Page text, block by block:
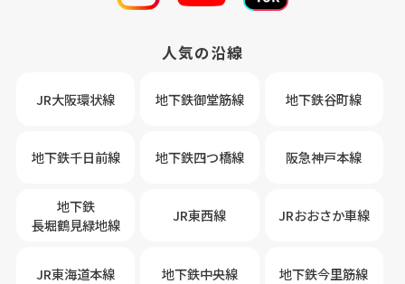
人気の沿線
JR大阪環状線 地下鉄御堂筋線 地下鉄谷町線
地下鉄千日前線 地下鉄四つ橋線 阪急神戸本線
地下鉄
長堀鶴見緑地線
JR東西線 JRおおさか車線
JR東海道本線 地下鉄中央線 地下鉄今里筋線